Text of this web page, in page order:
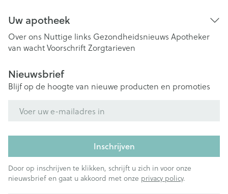
Uw apotheek
Over ons Nuttige links Gezondheidsnieuws Apotheker
van wachtVoorschriftZorgtarieven
Nieuwsbrief
Blijf op de hoogte van nieuwe producten en promoties
Inschrijven
Door op inschrijven te klikken, schrijft u zich in voor onze
nieuwsbrief en gaat u akkoord met onze privacy policy.